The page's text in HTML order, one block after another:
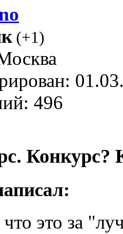
(+1)
496
Конкурс?
это за